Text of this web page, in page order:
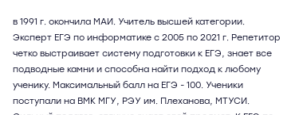
в 1991 г. окончила МАИ. Учитель высшей категории.
Эксперт ЕГЭ по информатике с 2005 по 2021 г. Репетитор
четко выстраивает систему подготовки к ЕГЭ, знает все
подводные камни и способна найти подход к любому
ученику. Максимальный балл на ЕГЭ - 100. Ученики
поступали на ВМК МГУ, РЭУ им. Плеханова, МТУСИ.